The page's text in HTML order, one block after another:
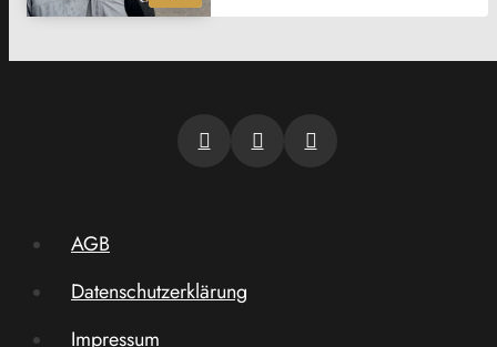
AGB
Datenschutzerklärung
Impressum